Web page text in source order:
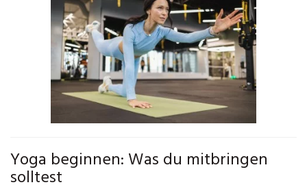
Yoga beginnen: Was du mitbringen
solltest